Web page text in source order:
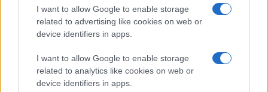
I want to allow Google to enable storage
related to advertising like cookies on web or
device identifiers in apps.
I want to allow Google to enable storage
related to analytics like cookies on web or
device identifiers in apps.
απαιτούμενο χρόνο αλλά και το κόστος
αντικατάστασης για τις εταιρείες σε ποσοστό της